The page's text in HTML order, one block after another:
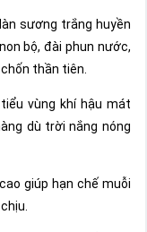
sương trắng huyền
bộ, đài phun nước,
thần tiên.
vùng khí hậu mát
dù trời nắng nóng
giúp hạn chế muỗi